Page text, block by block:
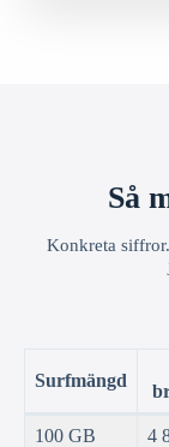
Så
Konkreta
Surfmängd
100 GB 4